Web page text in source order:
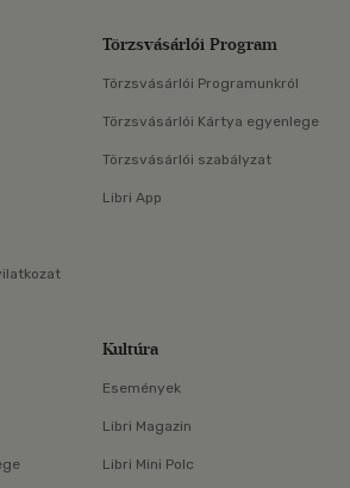
Törzsvásárlói Program
Törzsvásárlói Programunkról
Törzsvásárlói Kártya egyenlege
Törzsvásárlói szabályzat
Libri App
Kultúra
Események
Libri Magazin
Libri Mini Polc